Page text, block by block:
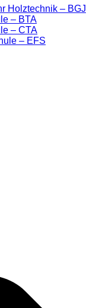
Holztechnik – BGJ
– BTA
– CTA
– EFS